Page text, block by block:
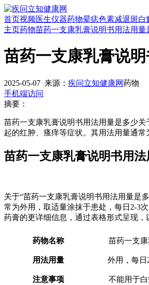
首页视频医生仪器药物晕痣色素减退斑白
主页药物苗药一支康乳膏说明书用法用量
苗药一支康乳膏说
2025-05-07 来源： 疾问立知健康网药物
手机端访问
摘要：
苗药一支康乳膏说明书用法用量是多少
起的红肿、瘙痒等症状。其用法用量通
苗药一支康乳膏说明书用
关于“苗药一支康乳膏说明书用法用量是
常为外用，取适量涂抹于患处，每日2-3
药膏的更详细信息，通过表格形式呈现，
药物名称 苗药一支
用法用量 外用，每日
注意事项 不能用于